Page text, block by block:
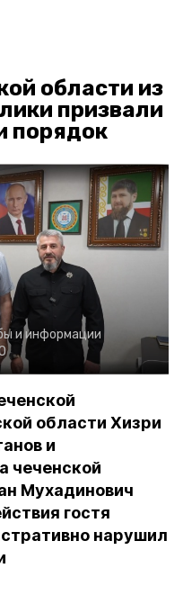
области из
призвали
порядок
и информации
области Хизри
и
чеченской
Мухадинович
гостя
нарушил